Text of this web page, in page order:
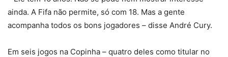
ainda. A Fifa não permite, só com 18. Mas a gente
acompanha todos os bons jogadores – disse André Cury.
Em seis jogos na Copinha – quatro deles como titular no